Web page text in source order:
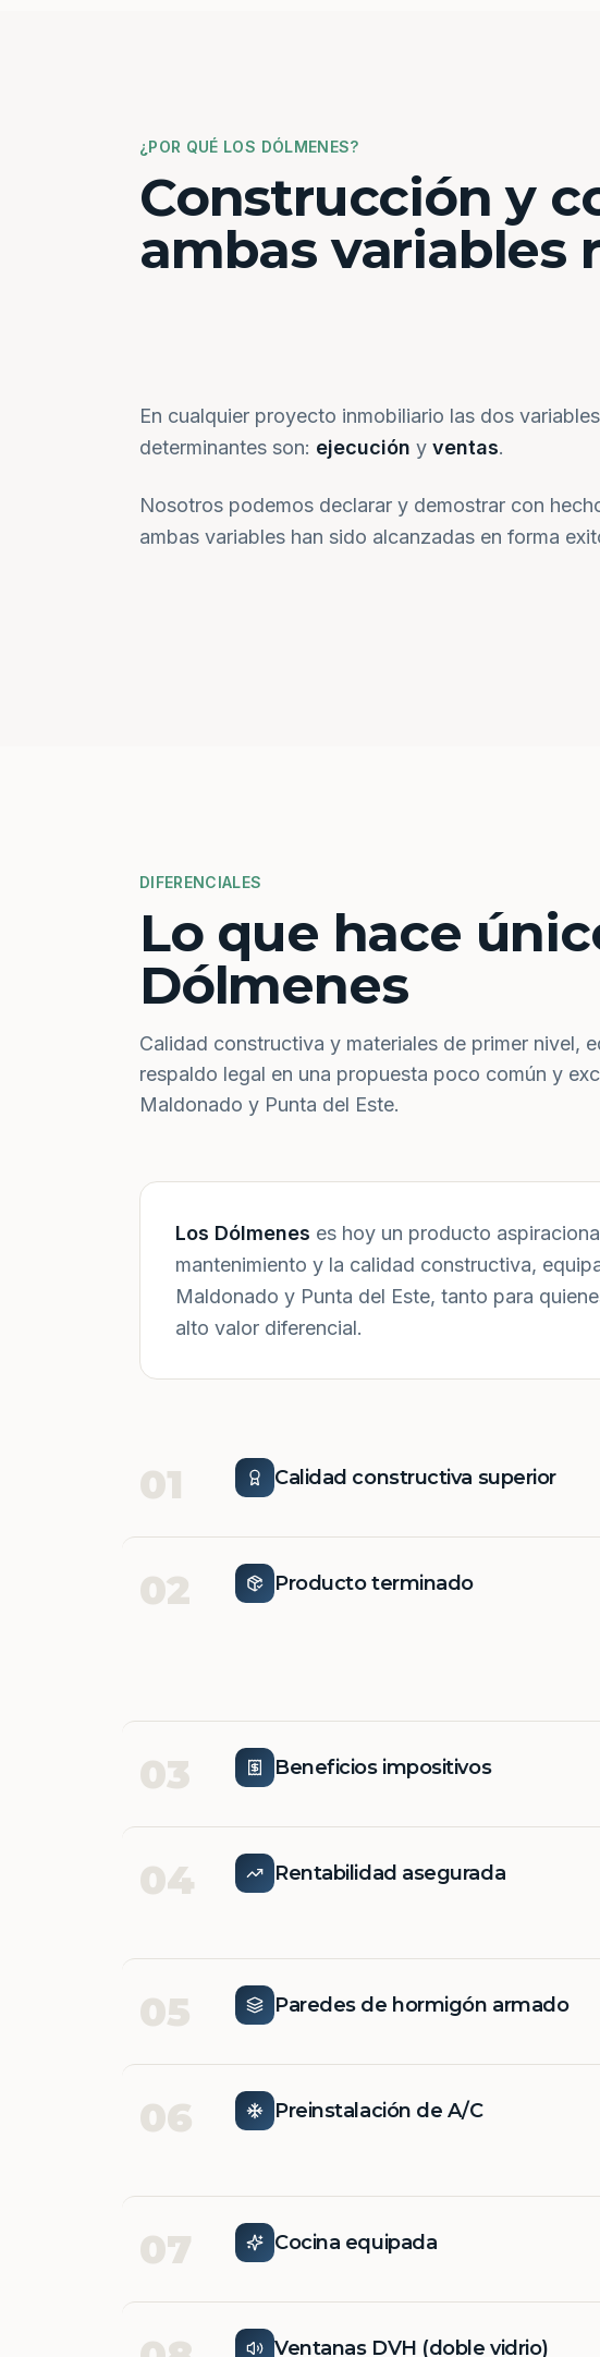
¿POR QUÉ LOS DÓLMENES?
Construcción y
ambas variables
En cualquier proyecto inmobiliario las dos variables
determinantes son: ejecución y ventas.
Nosotros podemos declarar y demostrar con
ambas variables han sido alcanzadas en forma
DIFERENCIALES
Lo que hace
Dólmenes
Calidad constructiva y materiales de primer nivel,
respaldo legal en una propuesta poco común y
Maldonado y Punta del Este.
Los Dólmenes es hoy un producto
mantenimiento y la calidad constructiva,
Maldonado y Punta del Este, tanto para
alto valor diferencial.
01 Calidad constructiva superior
02 Producto terminado
03 Beneficios impositivos
04 Rentabilidad asegurada
05 Paredes de hormigón armado
06 Preinstalación de A/C
07 Cocina equipada
Ventanas DVH (doble vidrio)